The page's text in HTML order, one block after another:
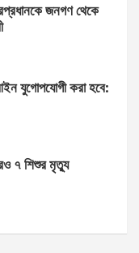
জনগণ থেকে
যুগোপযোগী করা হবে:
৭ শিশুর মৃত্যু